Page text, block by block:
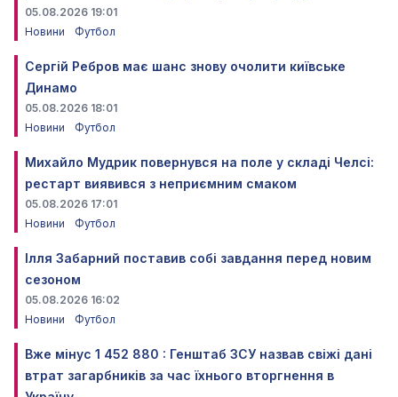
05.08.2026 19:01
Новини
Футбол
Сергій Ребров має шанс знову очолити київське
Динамо
05.08.2026 18:01
Новини
Футбол
Михайло Мудрик повернувся на поле у складі Челсі:
рестарт виявився з неприємним смаком
05.08.2026 17:01
Новини
Футбол
Ілля Забарний поставив собі завдання перед новим
сезоном
05.08.2026 16:02
Новини
Футбол
Вже мінус 1 452 880 : Генштаб ЗСУ назвав свіжі дані
втрат загарбників за час їхнього вторгнення в